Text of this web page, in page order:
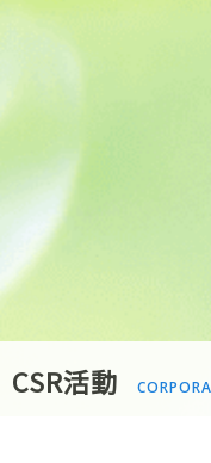
CSR活動